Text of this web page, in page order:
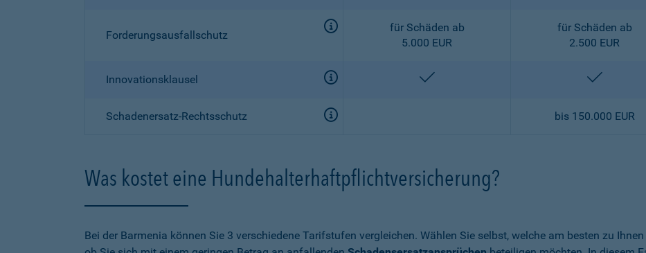
Forderungsausfallschutz
für Schäden ab
5.000 EUR
für Schäden ab
2.500 EUR
Innovationsklausel enthalten enthalten
Schadenersatz-Rechtsschutz bis 150.000 EUR
Was kostet eine Hundehalterhaftpflichtversicherung?
Bei der Barmenia können Sie 3 verschiedene Tarifstufen vergleichen. Wählen Sie selbst, welche am besten zu